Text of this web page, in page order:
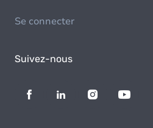
Se connecter
Suivez-nous